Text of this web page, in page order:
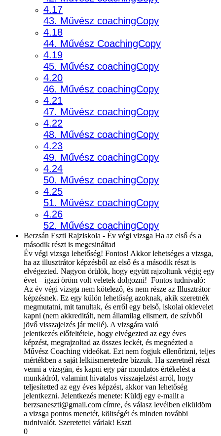
4.17
43. Művész coachingCopy
4.18
44. Művész CoachingCopy
4.19
45. Művész coachingCopy
4.20
46. Művész coachingCopy
4.21
47. Művész coachingCopy
4.22
48. Művész coachingCopy
4.23
49. Művész coachingCopy
4.24
50. Művész coachingCopy
4.25
51. Művész coachingCopy
4.26
52. Művész coachingCopy
Berzsán Eszti Rajziskola - Év végi vizsga Ha az első és a
második részt is megcsináltad
Év végi vizsga lehetőség! Fontos! Akkor lehetséges a vizsga,
ha az illusztrátor képzésből az első és a második részt is
elvégezted. Nagyon örülök, hogy együtt rajzoltunk végig egy
évet – igazi öröm volt veletek dolgozni! Fontos tudnivaló:
Az év végi vizsga nem kötelező, és nem része az Illusztrátor
képzésnek. Ez egy külön lehetőség azoknak, akik szeretnék
megmutatni, mit tanultak, és erről egy belső, iskolai oklevelet
kapni (nem akkreditált, nem államilag elismert, de szívből
jövő visszajelzés jár mellé). A vizsgára való
jelentkezés előfeltétele, hogy elvégezted az egy éves
képzést, megrajzoltad az összes leckét, és megnézted a
Művész Coaching videókat. Ezt nem fogjuk ellenőrizni, teljes
mértékben a saját lelkiismeretedre bízzuk. Ha szeretnél részt
venni a vizsgán, és kapni egy pár mondatos értékelést a
munkádról, valamint hivatalos visszajelzést arról, hogy
teljesítetted az egy éves képzést, akkor van lehetőség
jelentkezni. Jelentkezés menete: Küldj egy e-mailt a
berzsaneszti@gmail.com címre, és válasz levélben elküldöm
a vizsga pontos menetét, költségét és minden további
tudnivalót. Szeretettel várlak! Eszti
0